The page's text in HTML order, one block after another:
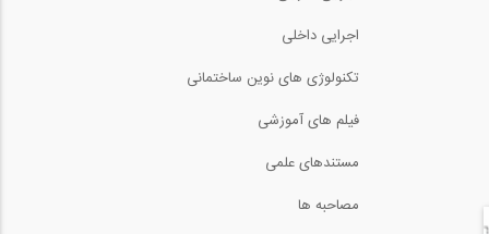
اجرایی داخلی
تکنولوژی های نوین ساختمانی
فیلم های آموزشی
مستندهای علمی
مصاحبه ها